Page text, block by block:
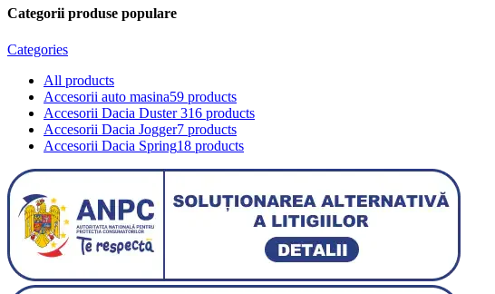
Categorii produse populare
Categories
All products
Accesorii auto masina59 products
Accesorii Dacia Duster 316 products
Accesorii Dacia Jogger7 products
Accesorii Dacia Spring18 products